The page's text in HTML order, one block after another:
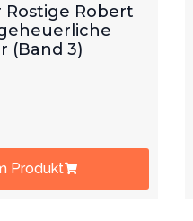
Rostige Robert
(Band 3)
Produkt